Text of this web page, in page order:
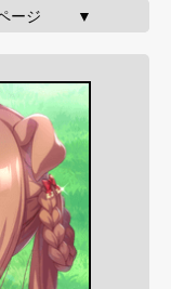
ージ        ▼